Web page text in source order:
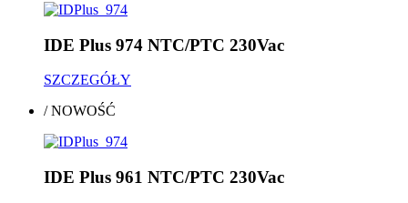
IDE Plus 974 NTC/PTC 230Vac
SZCZEGÓŁY
/NOWOŚĆ
IDE Plus 961 NTC/PTC 230Vac